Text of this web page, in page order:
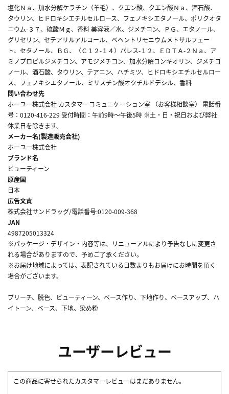
塩化Ｎａ、加水分解ケラチン（羊毛）、クエン酸、クエン酸Ｎａ、酒石酸、
タウリン、ヒドロキシエチルセルロース、フェノキシエタノール、ポリクオタ
ニウム-３７、硫酸Ｍｇ、香料 美容液／水、ジメチコン、ＰＧ、エタノール、
グリセリン、セテアリルアルコール、ベヘントリモニウムメトサルフェー
ト、セタノール、ＢＧ、（Ｃ１２-１４）パレス-１２、ＥＤＴＡ-２Ｎａ、ア
ミノプロピルジメチコン、アモジメチコン、加水分解コンキオリン、ジメチコ
ノール、酒石酸、タウリン、テアニン、ハチミツ、ヒドロキシエチルセルロー
ス、フェノキシエタノール、ミリスチン酸オクチルドデシル、香料
問い合わせ先
ホーユー株式会社 カスタマーコミュニケーション室 （お客様相談室） 電話番
号：0120-416-229 受付時間：午前9時～午後5時 ※土・日・祝日および弊社
休業日を除きます。
メーカー名(製造販売会社)
ホーユー株式会社
ブランド名
ビューティーン
原産国
日本
広告文責
株式会社サンドラッグ/電話番号:0120-009-368
JAN
4987205013324
※パッケージ・デザイン・内容等は、リニューアルにより予告なしに変更さ
れる場合がありますので、予めご了承ください。
※お届け地域によっては、表記されている日数よりもお届けにお時間を頂く
場合がございます。
ブリーチ、脱色、ビューティーン、ベース作り、下地作り、ベースアップ、ハ
イトーン、ベース、下地、染め粉
ユーザーレビュー
この商品に寄せられたカスタマーレビューはまだありません。